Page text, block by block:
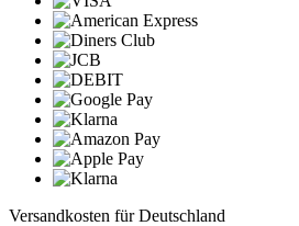
Versandkosten für Deutschland